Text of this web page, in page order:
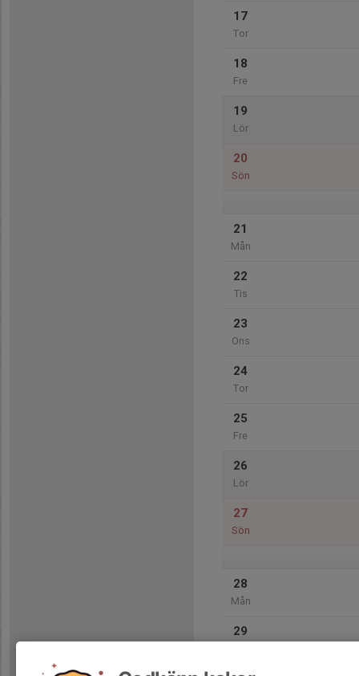
17
Tor
18
Fre
19
Lör
20
Sön
21
Mån
22
Tis
23
Ons
24
Tor
25
Fre
26
Lör
27
Sön
28
Mån
29